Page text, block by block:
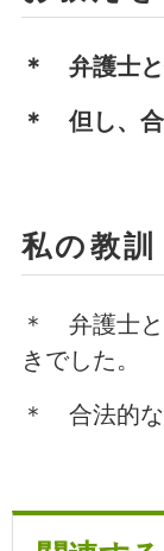
＊ 弁護士と
＊ 但し、合
私の教訓
＊ 弁護士と
きでした。
＊ 合法的な